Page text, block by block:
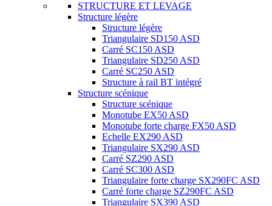
STRUCTURE ET LEVAGE
Structure légère
Structure légère
Triangulaire SD150 ASD
Carré SC150 ASD
Triangulaire SD250 ASD
Carré SC250 ASD
Structure à rail BT intégré
Structure scénique
Structure scénique
Monotube EX50 ASD
Monotube forte charge FX50 ASD
Echelle EX290 ASD
Triangulaire SX290 ASD
Carré SZ290 ASD
Carré SC300 ASD
Triangulaire forte charge SX290FC ASD
Carré forte charge SZ290FC ASD
Triangulaire SX390 ASD